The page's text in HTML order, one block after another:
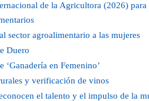
de la Agricultora (2026)
sector agroalimentario a las mujeres
Duero
en Femenino’
y verificación de vinos
el talento y el impulso de la